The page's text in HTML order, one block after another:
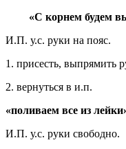
«С корнем будем
И.П. у.с. руки на пояс.
1. присесть, выпрямить
2. вернуться в и.п.
«поливаем все из
И.П. у.с. руки свободно.